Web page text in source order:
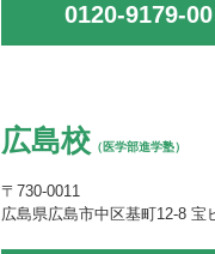
0120-9179-00
広島校 （医学部進学塾）
〒730-0011
広島県広島市中区基町12-8 宝